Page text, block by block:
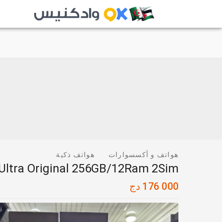
هواتف و أكسسوارات هواتف ذكية
Original 256GB/12Ram 2Sim
176 000 دج